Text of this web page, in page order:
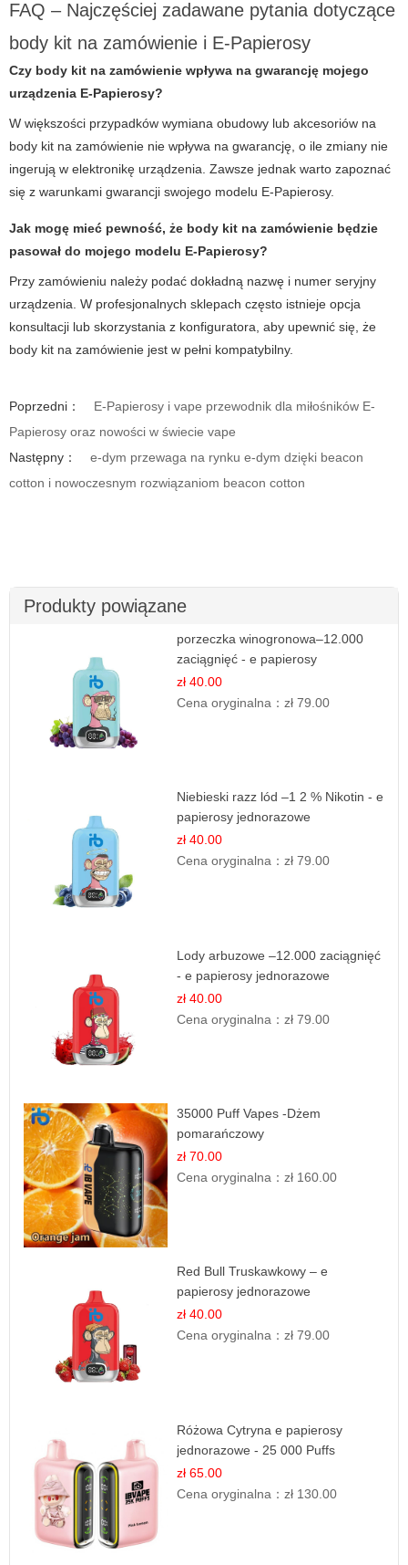
FAQ – Najczęściej zadawane pytania dotyczące
body kit na zamówienie i E-Papierosy
Czy body kit na zamówienie wpływa na gwarancję mojego
urządzenia E-Papierosy?
W większości przypadków wymiana obudowy lub akcesoriów na
body kit na zamówienie nie wpływa na gwarancję, o ile zmiany nie
ingerują w elektronikę urządzenia. Zawsze jednak warto zapoznać
się z warunkami gwarancji swojego modelu E-Papierosy.
Jak mogę mieć pewność, że body kit na zamówienie będzie
pasował do mojego modelu E-Papierosy?
Przy zamówieniu należy podać dokładną nazwę i numer seryjny
urządzenia. W profesjonalnych sklepach często istnieje opcja
konsultacji lub skorzystania z konfiguratora, aby upewnić się, że
body kit na zamówienie jest w pełni kompatybilny.
Poprzedni：
E-Papierosy i vape przewodnik dla miłośników E-
Papierosy oraz nowości w świecie vape
Następny：
e-dym przewaga na rynku e-dym dzięki beacon
cotton i nowoczesnym rozwiązaniom beacon cotton
Produkty powiązane
porzeczka winogronowa–12.000
zaciągnięć - e papierosy
zł 40.00
Cena oryginalna：zł 79.00
Niebieski razz lód –1 2 % Nikotin - e
papierosy jednorazowe
zł 40.00
Cena oryginalna：zł 79.00
Lody arbuzowe –12.000 zaciągnięć
- e papierosy jednorazowe
zł 40.00
Cena oryginalna：zł 79.00
35000 Puff Vapes -Dżem
pomarańczowy
zł 70.00
Cena oryginalna：zł 160.00
Red Bull Truskawkowy – e
papierosy jednorazowe
zł 40.00
Cena oryginalna：zł 79.00
Różowa Cytryna e papierosy
jednorazowe - 25 000 Puffs
zł 65.00
Cena oryginalna：zł 130.00